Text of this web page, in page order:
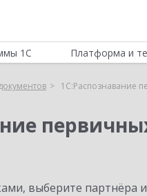
1С Платформа и
1С:Распознавание
выберите партнёра